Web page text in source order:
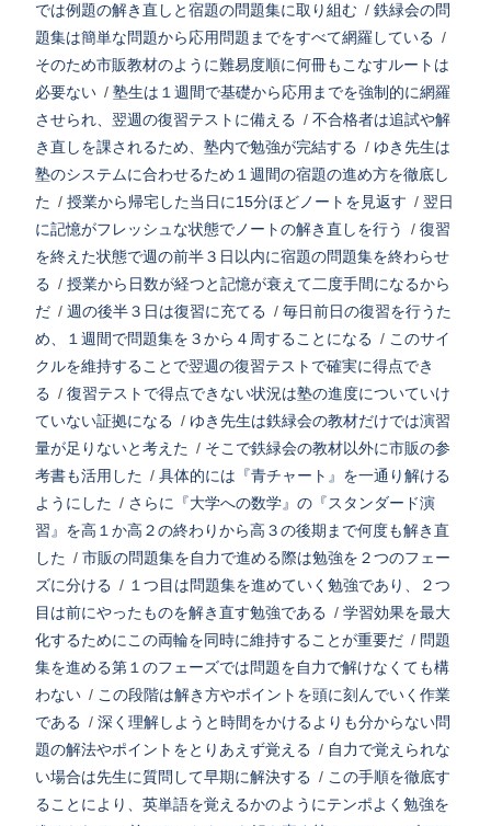
では例題の解き直しと宿題の問題集に取り組む / 鉄緑会の問
題集は簡単な問題から応用問題までをすべて網羅している /
そのため市販教材のように難易度順に何冊もこなすルートは
必要ない / 塾生は１週間で基礎から応用までを強制的に網羅
させられ、翌週の復習テストに備える / 不合格者は追試や解
き直しを課されるため、塾内で勉強が完結する / ゆき先生は
塾のシステムに合わせるため１週間の宿題の進め方を徹底し
た / 授業から帰宅した当日に15分ほどノートを見返す / 翌日
に記憶がフレッシュな状態でノートの解き直しを行う
/ 復習
を終えた状態で週の前半３日以内に宿題の問題集を終わらせ
る / 授業から日数が経つと記憶が衰えて二度手間になるから
だ / 週の後半３日は復習に充てる / 毎日前日の復習を行うた
め、１週間で問題集を３から４周することになる / このサイ
クルを維持することで翌週の復習テストで確実に得点でき
る / 復習テストで得点できない状況は塾の進度についていけ
ていない証拠になる / ゆき先生は鉄緑会の教材だけでは演習
量が足りないと考えた / そこで鉄緑会の教材以外に市販の参
考書も活用した / 具体的には『青チャート』を一通り解ける
ようにした / さらに『大学への数学』の『スタンダード演
習』を高１か高２の終わりから高３の後期まで何度も解き直
した / 市販の問題集を自力で進める際は勉強を２つのフェー
ズに分ける / １つ目は問題集を進めていく勉強であり、２つ
目は前にやったものを解き直す勉強である / 学習効果を最大
化するためにこの両輪を同時に維持することが重要だ / 問題
集を進める第１のフェーズでは問題を自力で解けなくても構
わない / この段階は解き方やポイントを頭に刻んでいく作業
である / 深く理解しようと時間をかけるよりも分からない問
題の解法やポイントをとりあえず覚える / 自力で覚えられな
い場合は先生に質問して早期に解決する / この手順を徹底す
ることにより、英単語を覚えるかのようにテンポよく勉強を